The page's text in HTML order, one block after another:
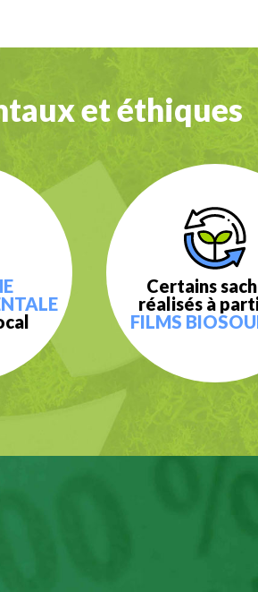
et éthiques
Certains
réalisés à
FILMS